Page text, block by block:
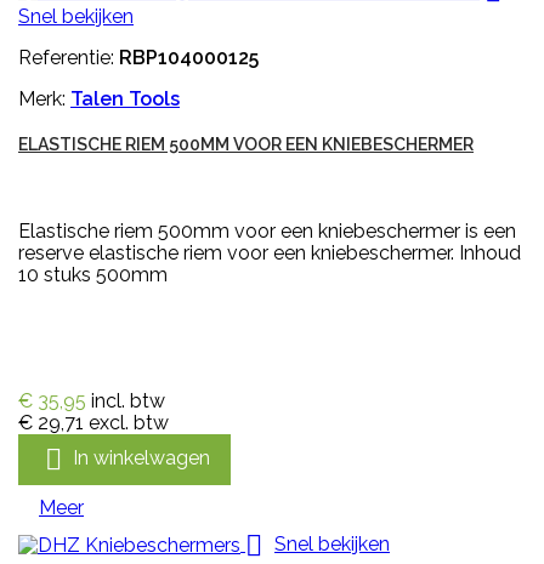
Snel bekijken
Referentie: RBP104000125
Merk: Talen Tools
ELASTISCHE RIEM 500MM VOOR EEN KNIEBESCHERMER
Elastische riem 500mm voor een kniebeschermer is een
reserve elastische riem voor een kniebeschermer. Inhoud
10 stuks 500mm
€ 35,95 incl. btw
€ 29,71 excl. btw
 In winkelwagen
Meer
 Snel bekijken